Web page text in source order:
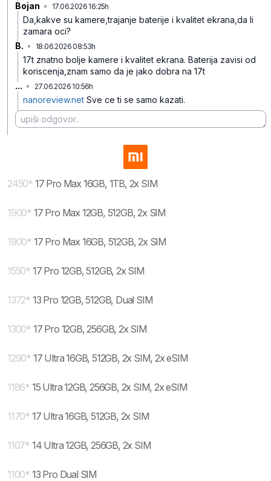
Bojan • 17.06.2026 16:25h
Da,kakve su kamere,trajanje baterije i kvalitet ekrana,da li
zamara oci?
B. • 18.06.2026 08:53h
17t znatno bolje kamere i kvalitet ekrana. Baterija zavisi od
koriscenja,znam samo da je jako dobra na 17t
... • 27.06.2026 10:56h
nanoreview.net Sve ce ti se samo kazati.
2450* 17 Pro Max 16GB, 1TB, 2x SIM
1900* 17 Pro Max 12GB, 512GB, 2x SIM
1900* 17 Pro Max 16GB, 512GB, 2x SIM
1550* 17 Pro 12GB, 512GB, 2x SIM
1372* 13 Pro 12GB, 512GB, Dual SIM
1300* 17 Pro 12GB, 256GB, 2x SIM
1290* 17 Ultra 16GB, 512GB, 2x SIM, 2x eSIM
1186* 15 Ultra 12GB, 256GB, 2x SIM, 2x eSIM
1170* 17 Ultra 16GB, 512GB, 2x SIM
1107* 14 Ultra 12GB, 256GB, 2x SIM
1100* 13 Pro Dual SIM